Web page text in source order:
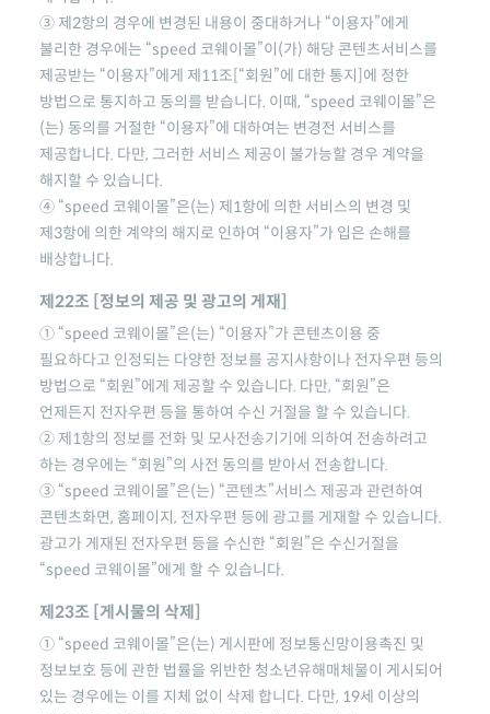
③ 제2항의 경우에 변경된 내용이 중대하거나 “이용자”에게
불리한 경우에는 “speed 코웨이몰”이(가) 해당 콘텐츠서비스를
제공받는 “이용자”에게 제11조[“회원”에 대한 통지]에 정한
방법으로 통지하고 동의를 받습니다. 이때, “speed 코웨이몰”은
(는) 동의를 거절한 “이용자”에 대하여는 변경전 서비스를
제공합니다. 다만, 그러한 서비스 제공이 불가능할 경우 계약을
해지할 수 있습니다.
④ “speed 코웨이몰”은(는) 제1항에 의한 서비스의 변경 및
제3항에 의한 계약의 해지로 인하여 “이용자”가 입은 손해를
배상합니다.
제22조 [정보의 제공 및 광고의 게재]
① “speed 코웨이몰”은(는) “이용자”가 콘텐츠이용 중
필요하다고 인정되는 다양한 정보를 공지사항이나 전자우편 등의
방법으로 “회원”에게 제공할 수 있습니다. 다만, “회원”은
언제든지 전자우편 등을 통하여 수신 거절을 할 수 있습니다.
② 제1항의 정보를 전화 및 모사전송기기에 의하여 전송하려고
하는 경우에는 “회원”의 사전 동의를 받아서 전송합니다.
③ “speed 코웨이몰”은(는) “콘텐츠”서비스 제공과 관련하여
콘텐츠화면, 홈페이지, 전자우편 등에 광고를 게재할 수 있습니다.
광고가 게재된 전자우편 등을 수신한 “회원”은 수신거절을
“speed 코웨이몰”에게 할 수 있습니다.
제23조 [게시물의 삭제]
① “speed 코웨이몰”은(는) 게시판에 정보통신망이용촉진 및
정보보호 등에 관한 법률을 위반한 청소년유해매체물이 게시되어
있는 경우에는 이를 지체 없이 삭제 합니다. 다만, 19세 이상의